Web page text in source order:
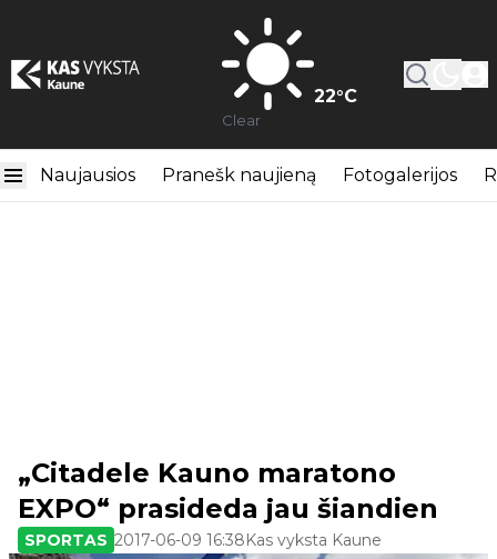
22°C
Clear
Naujausios Pranešk naujieną Fotogalerijos
„Citadele Kauno maratono
EXPO“ prasideda jau šiandien
SPORTAS 2017-06-09 16:38Kas vyksta Kaune